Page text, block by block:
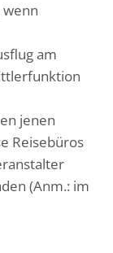
am
jenen
Reisebüros
(Anm.: im